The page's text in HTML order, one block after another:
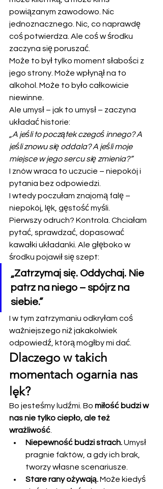
powiązanym zawodowo. Nic
jednoznacznego. Nic, co naprawdę
coś potwierdza. Ale coś w środku
zaczyna się poruszać.
Może to był tylko moment słabości z
jego strony. Może wpłynął na to
alkohol. Może to było całkowicie
niewinne.
Ale umysł – jak to umysł – zaczyna
układać historie:
„A jeśli to początek czegoś innego? A
jeśli znowu się oddala? A jeśli moje
miejsce w jego sercu się zmienia?”
I znów wraca to uczucie – niepokój i
pytania bez odpowiedzi.
I wtedy poczułam znajomą falę –
niepokój, lęk, gęstość myśli.
Pierwszy odruch? Kontrola. Chciałam
pytać, sprawdzać, dopasować
kawałki układanki. Ale głęboko w
środku pojawił się szept:
„Zatrzymaj się. Oddychaj. Nie
patrz na niego – spójrz na
siebie.”
I w tym zatrzymaniu odkryłam coś
ważniejszego niż jakakolwiek
odpowiedź, którą mógłby mi dać.
Dlaczego w takich
momentach ogarnia nas
lęk?
Bo jesteśmy ludźmi. Bo miłość budzi w
nas nie tylko ciepło, ale też
wrażliwość.
Niepewność budzi strach. Umysł
pragnie faktów, a gdy ich brak,
tworzy własne scenariusze.
Stare rany ożywają. Może kiedyś